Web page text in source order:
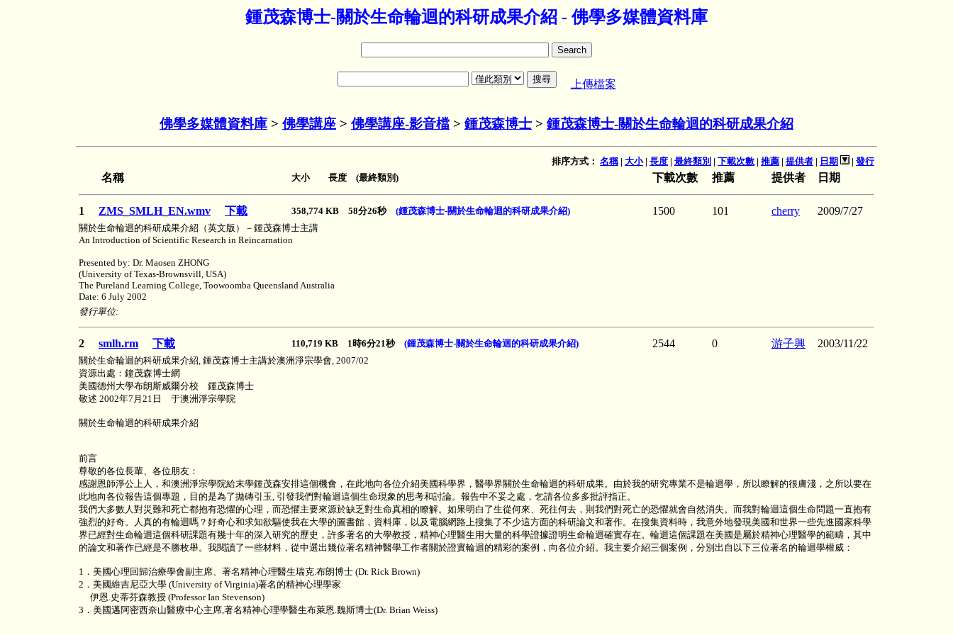
鍾茂森博士-關於生命輪迴的科研成果介紹 - 佛學多媒體資料庫
上傳檔案
佛學多媒體資料庫 > 佛學講座 > 佛學講座-影音檔 > 鍾茂森博士 > 鍾茂森博士-關於生命輪迴的科研成果介紹
排序方式： 名稱| 大小| 長度 | 最終類別 | 下載次數 | 推薦 | 提供者 | 日期 | 發行
名稱 大小 長度 (最終類別) 下載次數 推薦 提供者 日期
1 ZMS_SMLH_EN.wmv 下載 358,774 KB 58分26秒 (鍾茂森博士-關於生命輪迴的科研成果介紹) 1500 101 cherry 2009/7/27
關於生命輪迴的科研成果介紹（英文版）－鍾茂森博士主講
An Introduction of Scientific Research in Reincarnation
Presented by: Dr. Maosen ZHONG
(University of Texas-Brownsvill, USA)
The Pureland Learning College, Toowoomba Queensland Australia
Date: 6 July 2002
發行單位:
2 smlh.rm 下載 110,719 KB 1時6分21秒 (鍾茂森博士-關於生命輪迴的科研成果介紹) 2544 0 游子興 2003/11/22
關於生命輪迴的科研成果介紹, 鍾茂森博士主講於澳洲淨宗學會, 2007/02
資源出處：鐘茂森博士網
美國德州大學布朗斯威爾分校 鍾茂森博士
敬述 2002年7月21日 于澳洲淨宗學院
關於生命輪迴的科研成果介紹
前言
尊敬的各位長輩、各位朋友：
感謝恩師淨公上人，和澳洲淨宗學院給末學鍾茂森安排這個機會，在此地向各位介紹美國科學界，醫學界關於生命輪迴的科研成果。由於我的研究專業不是輪迴學，所以瞭解的很膚淺，之所以要在
此地向各位報告這個專題，目的是為了拋磚引玉, 引發我們對輪迴這個生命現象的思考和討論。報告中不妥之處，乞請各位多多批評指正。
我們大多數人對災難和死亡都抱有恐懼的心理，而恐懼主要來源於缺乏對生命真相的瞭解。如果明白了生從何來、死往何去，則我們對死亡的恐懼就會自然消失。而我對輪迴這個生命問題一直抱有
強烈的好奇。人真的有輪迴嗎？好奇心和求知欲驅使我在大學的圖書館，資料庫，以及電腦網路上搜集了不少這方面的科研論文和著作。在搜集資料時，我意外地發現美國和世界一些先進國家科學
界已經對生命輪迴這個科研課題有幾十年的深入研究的歷史，許多著名的大學教授，精神心理醫生用大量的科學證據證明生命輪迴確實存在。輪迴這個課題在美國是屬於精神心理醫學的範疇，其中
的論文和著作已經是不勝枚舉。我閱讀了一些材料，從中選出幾位著名精神醫學工作者關於證實輪迴的精彩的案例，向各位介紹。我主要介紹三個案例，分別出自以下三位著名的輪迴學權威：
1．美國心理回歸治療學會副主席、著名精神心理醫生瑞克.布朗博士 (Dr. Rick Brown)
2．美國維吉尼亞大學 (University of Virginia)著名的精神心理學家
伊恩.史蒂芬森教授 (Professor Ian Stevenson)
3．美國邁阿密西奈山醫療中心主席,著名精神心理學醫生布萊恩.魏斯博士(Dr. Brian Weiss)